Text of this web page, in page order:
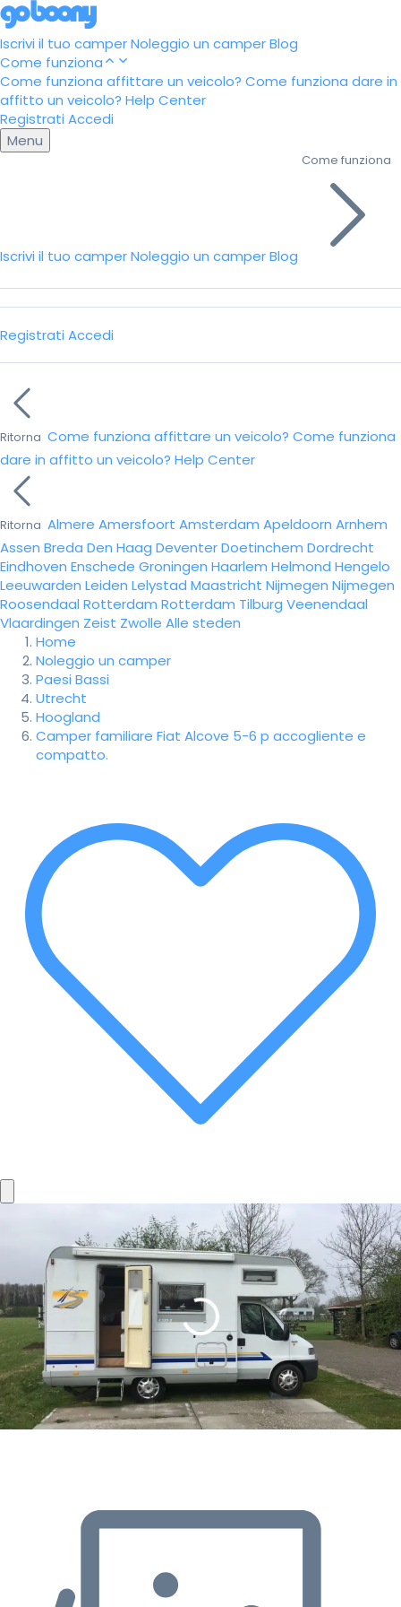
Iscrivi il tuo camperNoleggio un camperBlog
Come funziona
Come funziona affittare un veicolo? Come funziona dare in
affitto un veicolo? Help Center
Registrati Accedi
Menu
Iscrivi il tuo camperNoleggio un camperBlog
Come funziona
Registrati Accedi
Ritorna Come funziona affittare un veicolo? Come funziona
dare in affitto un veicolo? Help Center
Ritorna Almere Amersfoort Amsterdam Apeldoorn Arnhem
Assen Breda Den Haag DeventerDoetinchem Dordrecht
Eindhoven Enschede Groningen Haarlem Helmond Hengelo
Leeuwarden Leiden Lelystad Maastricht Nijmegen Nijmegen
Roosendaal Rotterdam Rotterdam Tilburg Veenendaal
Vlaardingen Zeist Zwolle Alle steden
Home
Noleggio un camper
Paesi Bassi
Utrecht
Hoogland
Camper familiare Fiat Alcove 5-6 p accogliente e
compatto.